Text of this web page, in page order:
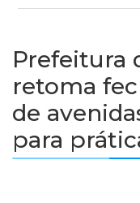
Prefeitura
retoma
de
para